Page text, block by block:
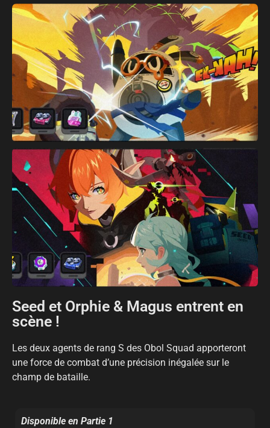
Seed et Orphie & Magus entrent en
scène !
Les deux agents de rang S des Obol Squad apporteront
une force de combat d’une précision inégalée sur le
champ de bataille.
Disponible en Partie 1